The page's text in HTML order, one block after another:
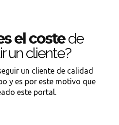
el costede
un cliente?
un cliente de calidad
y es por este motivo que
este portal.